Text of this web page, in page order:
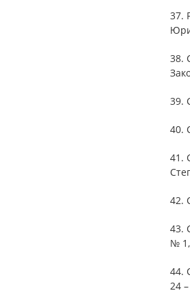
37.
38.
39.
40.
41.
42.
43.
№
44.
24